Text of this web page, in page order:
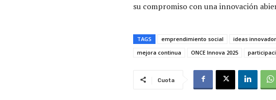
su compromiso con una innovación
TAGS emprendimiento social ideas
mejora continua
ONCE Innova 2025
Cuota